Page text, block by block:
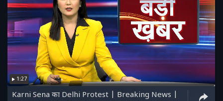
1:27
Karni Sena का Delhi Protest | Breaking News |